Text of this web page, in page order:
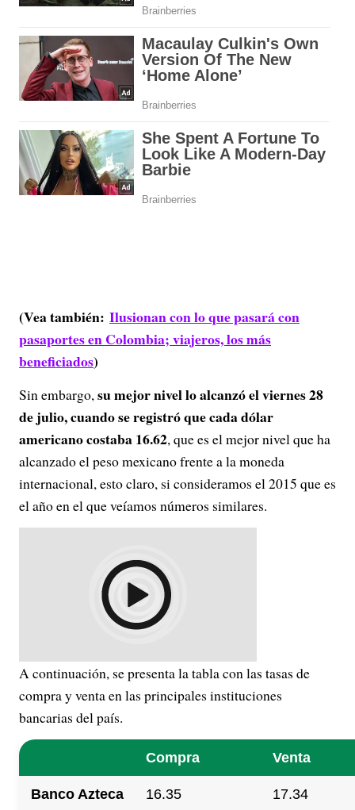
(Vea también: Ilusionan con lo que pasará con
pasaportes en Colombia; viajeros, los más
beneficiados)
Sin embargo,su mejor nivel lo alcanzó el viernes 28
de julio, cuando se registró que cada dólar
americano costaba 16.62, que es el mejor nivel que ha
alcanzado el peso mexicano frente a la moneda
internacional, esto claro, si consideramos el 2015 que es
el año en el que veíamos números similares.
A continuación, se presenta la tabla con las tasas de
compra y venta en las principales instituciones
bancarias del país.
Compra Venta
Banco Azteca 16.35 17.34